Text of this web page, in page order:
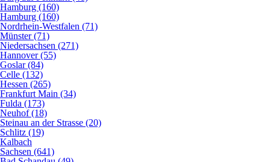
Hamburg (160)
Hamburg (160)
Nordrhein-Westfalen (71)
Münster (71)
Niedersachsen (271)
Hannover (55)
Goslar (84)
Celle (132)
Hessen (265)
Frankfurt Main (34)
Fulda (173)
Neuhof (18)
Steinau an der Strasse (20)
Schlitz (19)
Kalbach
Sachsen (641)